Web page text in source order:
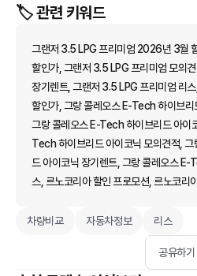
🏷️ 관련 키워드
그랜저 3.5 LPG 프리미엄 2026년 3월
할인가, 그랜저 3.5 LPG 프리미엄 모의
장기렌트, 그랜저 3.5 LPG 프리미엄 리
할인가, 그랑 콜레오스 E-Tech 하이브
그랑 콜레오스 E-Tech 하이브리드 아이
Tech 하이브리드 아이코닉 모의견적,
드 아이코닉 장기렌트, 그랑 콜레오스 E-
스, 르노코리아 할인 프로모션, 르노코리
차량비교 자동차정보 리스
공유하기